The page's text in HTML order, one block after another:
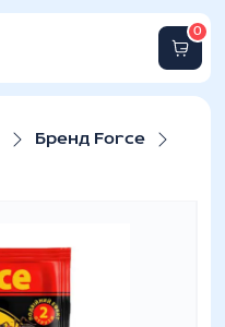
0
Бренд Force